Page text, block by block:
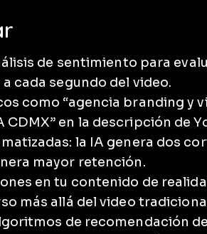
de sentimiento para
cada segundo del video.
como “agencia branding y
en la descripción de
la IA genera dos
mayor retención.
en tu contenido de
más allá del video
de recomendación